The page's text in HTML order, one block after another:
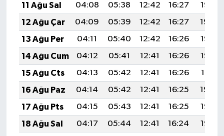
11 Ağu Sal
04:08 05:38 12:42 16:27
19:35
12 Ağu Çar
04:09 05:39 12:42 16:27
19:34
13 Ağu Per
04:11 05:40 12:42 16:26
19:33
14 Ağu Cum
04:12 05:41 12:41 16:26
19:32
15 Ağu Cts
04:13 05:42 12:41 16:26
19:31
16 Ağu Paz
04:14 05:42 12:41 16:25
19:30
17 Ağu Pts
04:15 05:43 12:41 16:25
19:28
18 Ağu Sal
04:17 05:44 12:41 16:24
19:27